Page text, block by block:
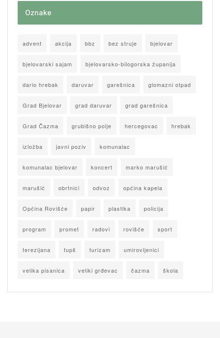
Oznake
advent akcija bbz bez struje bjelovar
bjelovarski sajam bjelovarsko-bilogorska županija
dario hrebak daruvar garešnica glomazni otpad
Grad Bjelovar grad daruvar grad garešnica
Grad Čazma grubišno polje hercegovac hrebak
izložba javni poziv komunalac
komunalac bjelovar koncert marko marušić
marušić obrtnici odvoz općina kapela
Općina Rovišće papir plastika policija
program promet radovi rovišće sport
terezijana tupš turizam umirovljenici
velika pisanica veliki grđevac čazma škola